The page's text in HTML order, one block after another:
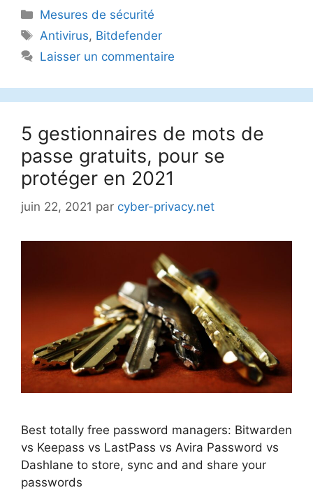
Catégories
Mesures de sécurité
Étiquettes
Antivirus, Bitdefender
Laisser un commentaire
5 gestionnaires de mots de
passe gratuits, pour se
protéger en 2021
juin 22, 2021 par cyber-privacy.net
Best totally free password managers: Bitwarden
vs Keepass vs LastPass vs Avira Password vs
Dashlane to store, sync and and share your
passwords